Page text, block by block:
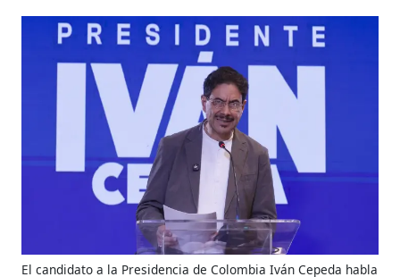
El candidato a la Presidencia de Colombia Iván Cepeda habla